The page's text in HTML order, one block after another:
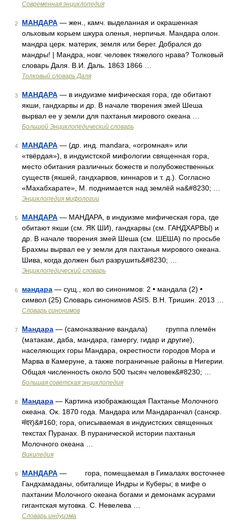
Современная энциклопедия
2 МАНДАРА — жен., камч. выделанная и окрашенная
ольховым корьем шкура оленья, нерпичья. Мандара олон.
мандра церк. материк, земля или берег. Добрался до
мандры! | Мандра, новг. человек тяжелого нрава? Толковый
словарь Даля. В.И. Даль. 1863 1866 …
Толковый словарь Даля
3 МАНДАРА — в индуизме мифическая гора, где обитают
якши, гандхарвы и др. В начале творения змей Шеша
вырвал ее у земли для пахтанья мирового океана …
Большой Энциклопедический словарь
4 МАНДАРА — (др. инд. mandara, «огромная» или
«твёрдая»), в индуистской мифологии священная гора,
место обитания различных божеств и полубожественных
существ (якшей, гандхарвов, киннаров и т. д.). Согласно
«Махабхарате», M. поднимается над землёй на&#8230; …
Энциклопедия мифологии
5 МАНДАРА — МАНДАРА, в индуизме мифическая гора, где
обитают якши (см. ЯК ШИ), гандхарвы (см. ГАНДХАРВЫ) и
др. В начале творения змей Шеша (см. ШЕША) по просьбе
Брахмы вырвал ее у земли для пахтанья мирового океана.
Шива, когда должен был разрушить&#8230; …
Энциклопедический словарь
6 мандара — сущ., кол во синонимов: 2 • мандала (2) •
символ (25) Словарь синонимов ASIS. В.Н. Тришин. 2013 …
Словарь синонимов
7 Мандара — (самоназвание вандала) группа племён
(матакам, даба, мандара, гамергу, гидар и другие),
населяющих горы Мандара, окрестности городов Мора и
Марва в Камеруне, а также пограничные районы в Нигерии.
Общая численность около 500 тысяч человек&#8230; …
Большая советская энциклопедия
8 Мандара — Картина изображающая Пахтанье Молочного
океана. Ок. 1870 года. Мандара или Мандаранчал (санскр.
मंदर)&#160; гора, описываемая в индуистских священных
текстах Пуранах. В пуранической истории пахтанья
Молочного океана …
Википедия
9 МАНДАРА — гора, помещаемая в Гималаях восточнее
Гандхамаданы, обиталище Индры и Куберы; в мифе о
пахтании Молочного океана богами и демонамк асурами
гигантская мутовка. С. Невелева …
Словарь индуизма